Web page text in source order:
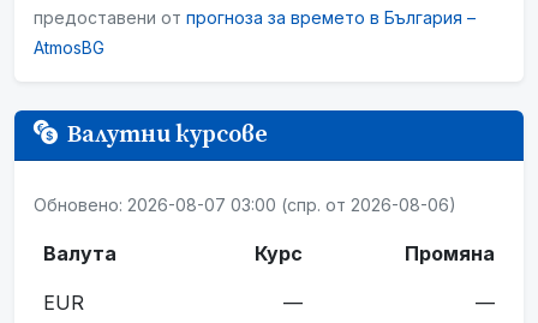
предоставени от прогноза за времето в България –
AtmosBG
Валутни курсове
Валута Курс Промяна
EUR — —
Обновено: 2026-08-07 03:00 (спр. от 2026-08-06)